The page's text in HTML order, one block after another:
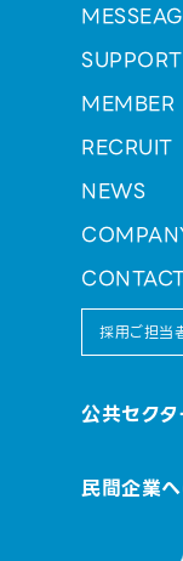
SUPPORT
MEMBER
RECRUIT
NEWS
採用ご担当
公共セク
民間企業